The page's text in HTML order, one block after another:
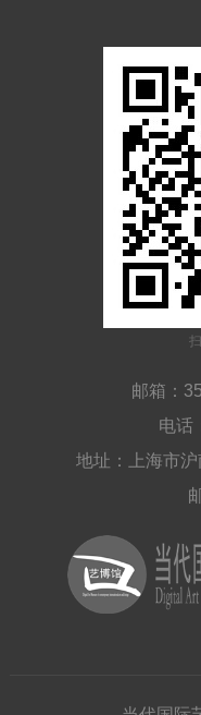
邮箱：
电话
地址：上海市